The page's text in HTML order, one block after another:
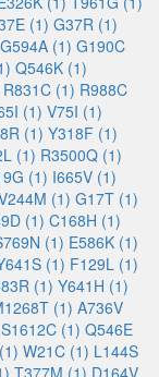
(1) G37R (1)
G594A (1) G190C
Q546K (1)
R831C (1) R988C
(1) V75I (1)
(1) Y318F (1)
(1) R3500Q (1)
(1) I665V (1)
(1) G17T (1)
(1) C168H (1)
(1) E586K (1)
(1) F129L (1)
(1) Y641H (1)
(1) A736V
S1612C (1) Q546E
W21C (1) L144S
T377M (1) D164V